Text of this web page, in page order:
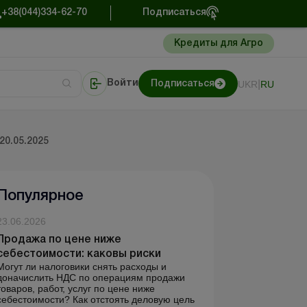
+38(044)334-62-70 Подписаться
Кредиты для Агро
Войти Подписаться UKR RU
Популярное
Продажа по цене ниже
каковы риски
ли налоговики снять расходы и
НДС по операциям продажи
работ, услуг по цене ниже
Как отстоять деловую цель